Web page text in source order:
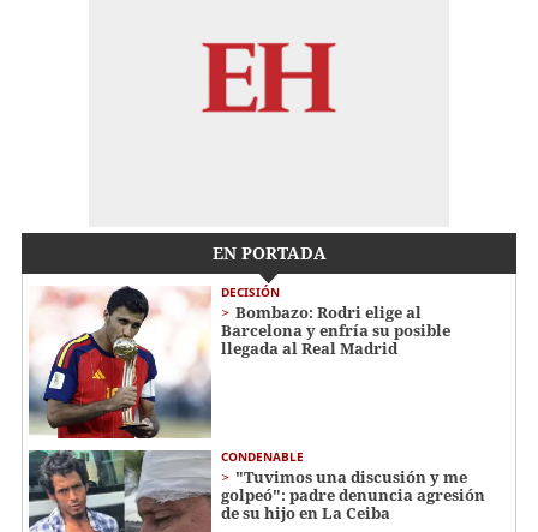
EN PORTADA
DECISIÓN
Bombazo: Rodri elige al
Barcelona y enfría su posible
llegada al Real Madrid
CONDENABLE
"Tuvimos una discusión y me
golpeó": padre denuncia agresión
de su hijo en La Ceiba